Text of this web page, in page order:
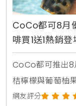
CoCo都可8月
啡買1送1熱銷
CoCo都可推出8
桔檸檬與葡萄柚
上架粉角檸檬冬
網友評分